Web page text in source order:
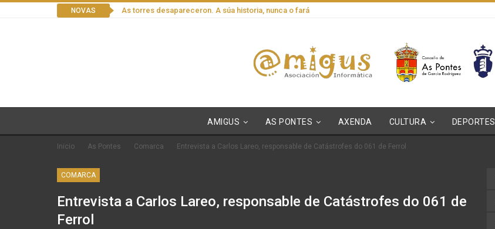
NOVAS As torres desapareceron. A súa historia, nunca o fará
AMIGUS AS PONTES AXENDA CULTURA DEPORTES
Inicio As Pontes Comarca Entrevista a Carlos Lareo, responsable de Catástrofes do 061 de Ferrol
COMARCA
Entrevista a Carlos Lareo, responsable de Catástrofes do 061 de
Ferrol